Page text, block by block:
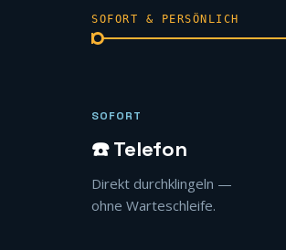
SOFORT & PERSÖNLICH
SOFORT
☎️ Telefon
Direkt durchklingeln —
ohne Warteschleife.